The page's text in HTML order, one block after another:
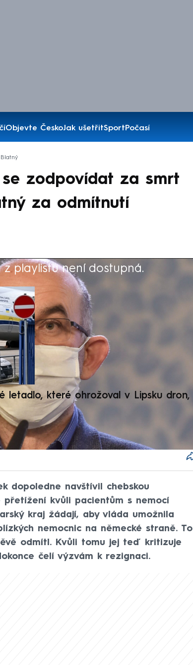
Objevte ČeskoJak ušetřitSportPočasí
zodpovídat za smrt
za odmítnutí
playlistu není dostupná.
letadlo, které ohrožoval v Lipsku dron,
dopoledne navštívil chebskou
kvůli pacientům s nemocí
kraj žádají, aby vláda umožnila
nemocnic na německé straně. To
odmítl. Kvůli tomu jej teď kritizuje
čelí výzvám k rezignaci.